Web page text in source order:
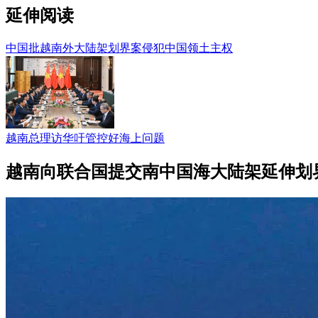
延伸阅读
中国批越南外大陆架划界案侵犯中国领土主权
越南总理访华吁管控好海上问题
越南向联合国提交南中国海大陆架延伸划